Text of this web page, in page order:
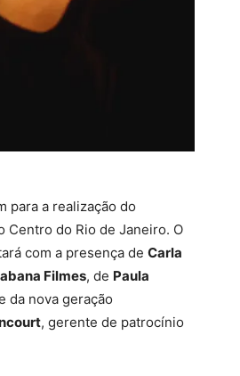
para a realização do
Centro do Rio de Janeiro. O
com a presença de Carla
Filmes, de Paula
da nova geração
, gerente de patrocínio